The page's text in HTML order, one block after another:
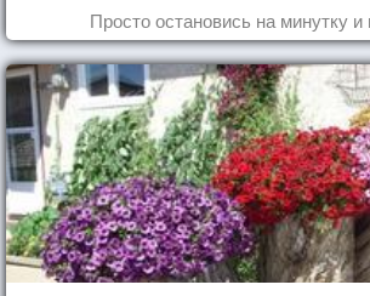
Просто остановись на минутку